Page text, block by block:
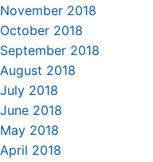
November 2018
October 2018
September 2018
August 2018
July 2018
June 2018
May 2018
April 2018